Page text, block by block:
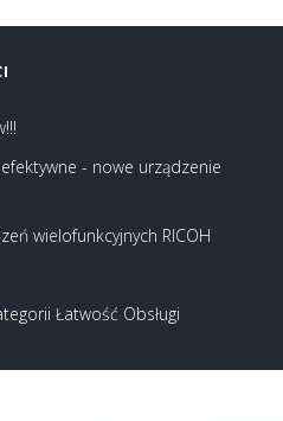
- nowe urządzenie
wielofunkcyjnych RICOH
Łatwość Obsługi